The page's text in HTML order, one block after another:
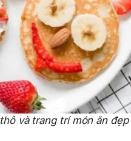
và trang trí món ăn